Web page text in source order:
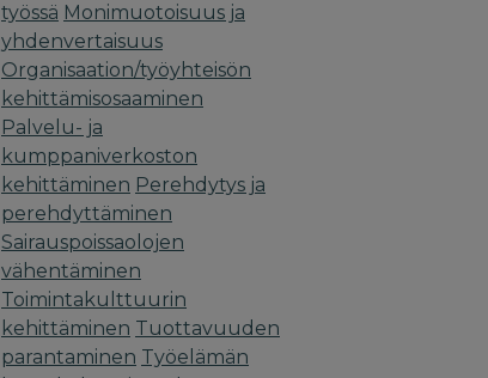
työssä Monimuotoisuus ja
yhdenvertaisuus
Organisaation/työyhteisön
kehittämisosaaminen
Palvelu- ja
kumppaniverkoston
kehittäminen Perehdytys ja
perehdyttäminen
Sairauspoissaolojen
vähentäminen
Toimintakulttuurin
kehittäminen Tuottavuuden
parantaminen Työelämän